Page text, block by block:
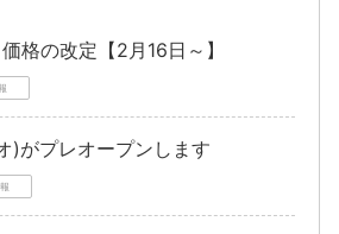
格の改定【2月16日～】
)がプレオープンします